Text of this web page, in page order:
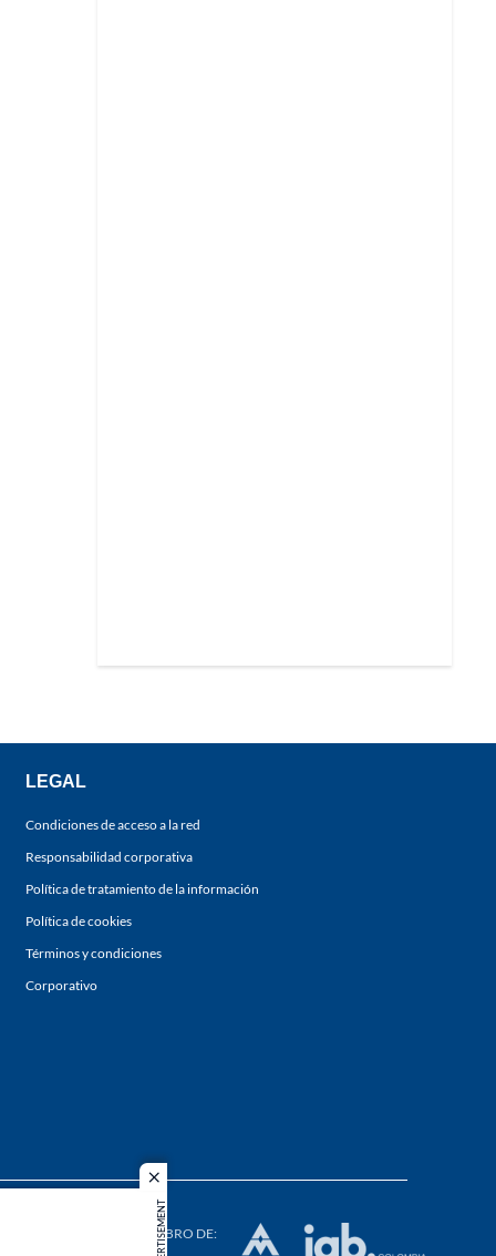
close
LEGAL
Condiciones de acceso a la red
Responsabilidad corporativa
Política de tratamiento de la información
Política de cookies
Términos y condiciones
Corporativo
in
MIEMBRO DE: